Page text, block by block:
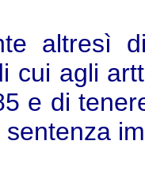
altresì
cui agli
e di